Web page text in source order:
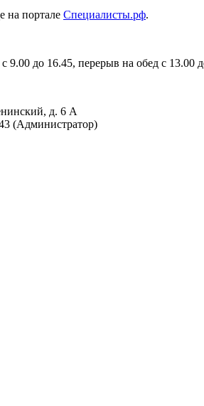
на портале Специалисты.рф.
9.00 до 16.45, перерыв на обед с 13.00
д. 6 А
(Администратор)